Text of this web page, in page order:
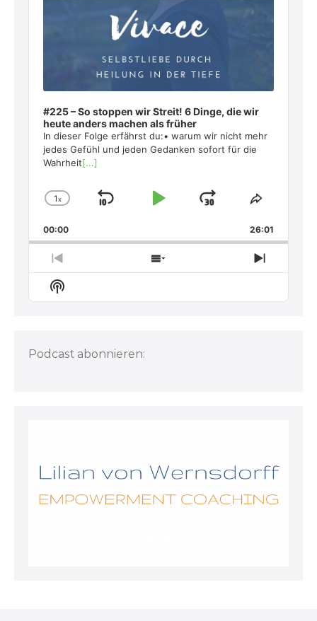
#225 – So stoppen wir Streit! 6 Dinge, die wir
heute anders machen als früher
In dieser Folge erfährst du:• warum wir nicht mehr
jedes Gefühl und jeden Gedanken sofort für die
Wahrheit[...]
Change
Rate
1x
Skip
Play
Jump
Forward
Share
Episode
00:00 26:01
Previous
Episode
Show
Episodes
Next
Episode
Show
Podcast
Podcast abonnieren: